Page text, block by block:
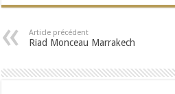
Article précédent
Riad Monceau Marrakech